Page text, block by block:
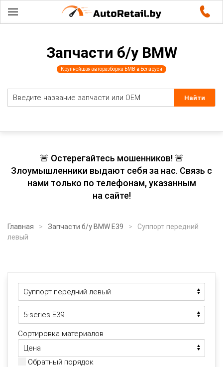
Запчасти б/у BMW
Крупнейшая авторазборка БМВ в Беларуси
🚨 Остерегайтесь мошенников! 🚨
Злоумышленники выдают себя за нас. Связь с
нами только по телефонам, указанным
на сайте!
Главная Запчасти б/у BMW E39
Суппорт передний
левый
Сортировка материалов
Обратный порядок